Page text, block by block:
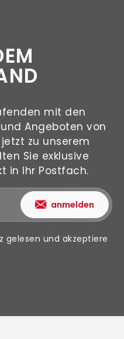
mit den
Angeboten von
zu unserem
Sie exklusive
in Ihr Postfach.
anmelden
gelesen und akzeptiere